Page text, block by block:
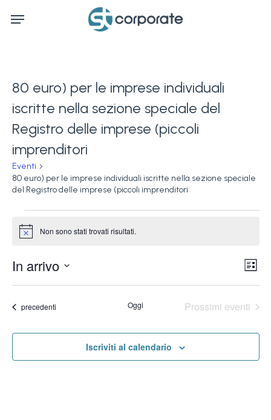
Menu
80 euro) per le imprese individuali
iscritte nella sezione speciale del
Registro delle imprese (piccoli
imprenditori
Eventi
80 euro) per le imprese individuali iscritte nella sezione speciale
del Registro delle imprese (piccoli imprenditori
Eventi
Notice Non sono stati trovati risultati.
Lista
In arrivo
Seleziona
data.
Eventi
precedenti Oggi Prossimi eventi
Iscriviti al calendario